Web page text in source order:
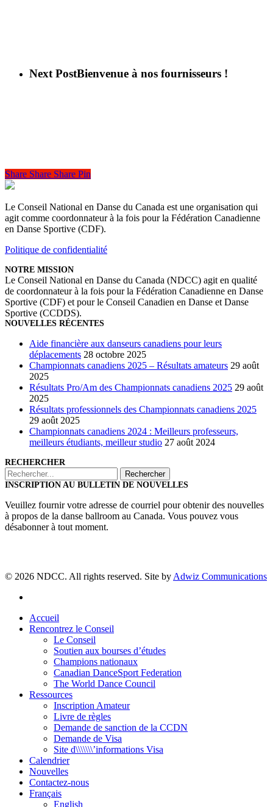
Next PostBienvenue à nos fournisseurs !
Share
Share Share Share Pin
Le Conseil National en Danse du Canada est une organisation qui
agit comme coordonnateur à la fois pour la Fédération Canadienne
en Danse Sportive (CDF).
Politique de confidentialité
NOTRE MISSION
Le Conseil National en Danse du Canada (NDCC) agit en qualité
de coordonnateur à la fois pour la Fédération Canadienne en Danse
Sportive (CDF) et pour le Conseil Canadien en Danse et Danse
Sportive (CCDDS).
NOUVELLES RÉCENTES
Aide financière aux danseurs canadiens pour leurs
déplacements 28 octobre 2025
Championnats canadiens 2025 – Résultats amateurs 29 août
2025
Résultats Pro/Am des Championnats canadiens 2025 29 août
2025
Résultats professionnels des Championnats canadiens 2025
29 août 2025
Championnats canadiens 2024 : Meilleurs professeurs,
meilleurs étudiants, meilleur studio 27 août 2024
RECHERCHER
Rechercher
INSCRIPTION AU BULLETIN DE NOUVELLES
Veuillez fournir votre adresse de courriel pour obtenir des nouvelles
à propos de la danse ballroom au Canada. Vous pouvez vous
désabonner à tout moment.
© 2026 NDCC. All rights reserved. Site by Adwiz Communications
Close
Menu
Accueil
Rencontrez le Conseil
Le Conseil
Soutien aux bourses d’études
Champions nationaux
Canadian DanceSport Federation
The World Dance Council
Ressources
Inscription Amateur
Livre de règles
Demande de sanction de la CCDN
Demande de Visa
Site d\\\\\\\’informations Visa
Calendrier
Nouvelles
Contactez-nous
Français
English